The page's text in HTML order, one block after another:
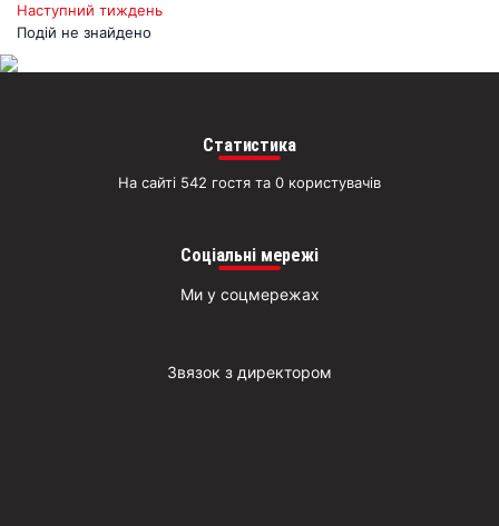
Наступний тиждень
Подій не знайдено
Статистика
На сайті 542 гостя та 0 користувачів
Соціальні мережі
Ми у соцмережах
Звязок з директором